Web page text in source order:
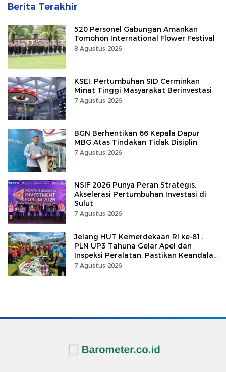
Berita Terakhir
520 Personel Gabungan Amankan
Tomohon International Flower Festival
8 Agustus 2026
KSEI: Pertumbuhan SID Cerminkan
Minat Tinggi Masyarakat Berinvestasi
7 Agustus 2026
BGN Berhentikan 66 Kepala Dapur
MBG Atas Tindakan Tidak Disiplin
7 Agustus 2026
NSIF 2026 Punya Peran Strategis,
Akselerasi Pertumbuhan Investasi di
Sulut
7 Agustus 2026
Jelang HUT Kemerdekaan RI ke-81,
PLN UP3 Tahuna Gelar Apel dan
Inspeksi Peralatan, Pastikan Keandalan
Listrik
7 Agustus 2026